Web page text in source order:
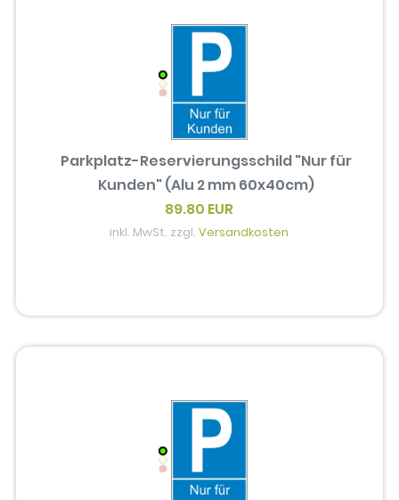
Parkplatz-Reservierungsschild "Nur für
Kunden" (Alu 2 mm 60x40cm)
89.80 EUR
inkl. MwSt. zzgl.Versandkosten